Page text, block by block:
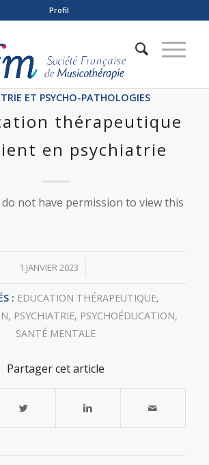
Profil
ET PSYCHO-PATHOLOGIES
thérapeutique
en psychiatrie
not have permission to view this
1 JANVIER 2023
/
: EDUCATION THÉRAPEUTIQUE,
, PSYCHIATRIE, PSYCHOÉDUCATION,
SANTÉ MENTALE
Partager cet article